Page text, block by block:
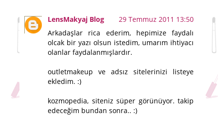
LensMakyaj Blog
29 Temmuz 2011 13:50
Arkadaşlar rica ederim, hepimize faydalı
olcak bir yazı olsun istedim, umarım ihtiyacı
olanlar faydalanmışlardır.
outletmakeup ve adsız sitelerinizi listeye
ekledim. :)
kozmopedia, siteniz süper görünüyor. takip
edeceğim bundan sonra.. :)